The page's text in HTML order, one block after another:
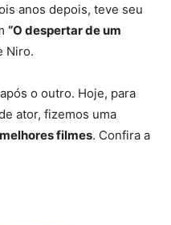
anos depois, teve seu
“O despertar de um
Niro.
após o outro. Hoje, para
ator, fizemos uma
melhores filmes. Confira a